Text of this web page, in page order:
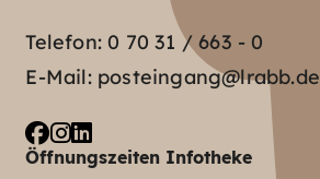
Telefon:0 70 31 / 663 - 0
E-Mail: posteingang@lrabb.de
Öffnungszeiten Infotheke